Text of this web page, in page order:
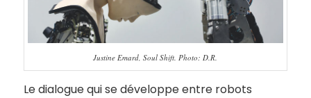
Justine Emard, Soul Shift. Photo: D.R.
Le dialogue qui se développe entre robots